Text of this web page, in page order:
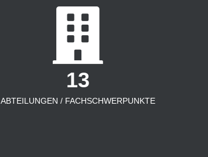
13
ABTEILUNGEN / FACHSCHWERPUNKTE